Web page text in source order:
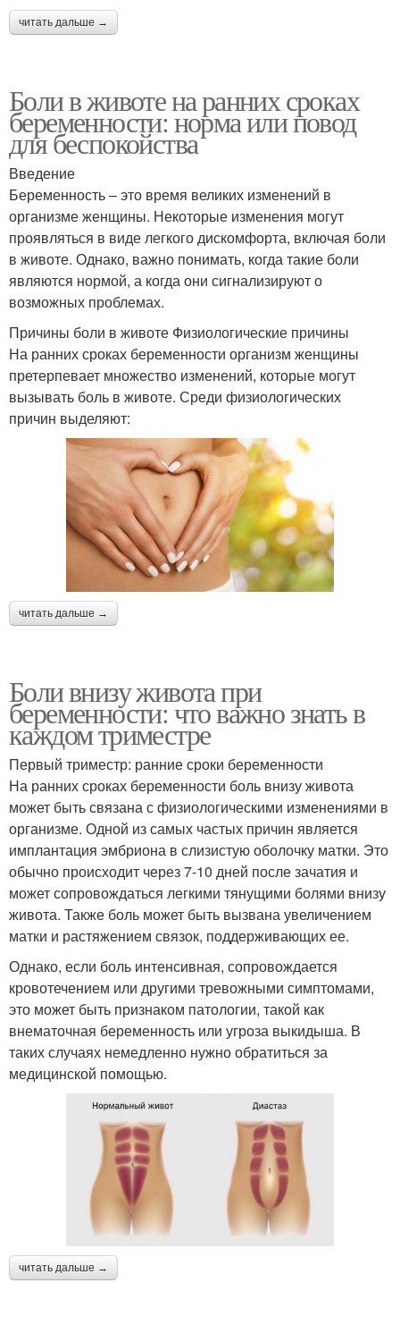
читать дальше →
Боли в животе на ранних сроках
беременности: норма или повод
для беспокойства
Введение
Беременность – это время великих изменений в
организме женщины. Некоторые изменения могут
проявляться в виде легкого дискомфорта, включая боли
в животе. Однако, важно понимать, когда такие боли
являются нормой, а когда они сигнализируют о
возможных проблемах.
Причины боли в животе Физиологические причины
На ранних сроках беременности организм женщины
претерпевает множество изменений, которые могут
вызывать боль в животе. Среди физиологических
причин выделяют:
читать дальше →
Боли внизу живота при
беременности: что важно знать в
каждом триместре
Первый триместр: ранние сроки беременности
На ранних сроках беременности боль внизу живота
может быть связана с физиологическими изменениями в
организме. Одной из самых частых причин является
имплантация эмбриона в слизистую оболочку матки. Это
обычно происходит через 7-10 дней после зачатия и
может сопровождаться легкими тянущими болями внизу
живота. Также боль может быть вызвана увеличением
матки и растяжением связок, поддерживающих ее.
Однако, если боль интенсивная, сопровождается
кровотечением или другими тревожными симптомами,
это может быть признаком патологии, такой как
внематочная беременность или угроза выкидыша. В
таких случаях немедленно нужно обратиться за
медицинской помощью.
читать дальше →